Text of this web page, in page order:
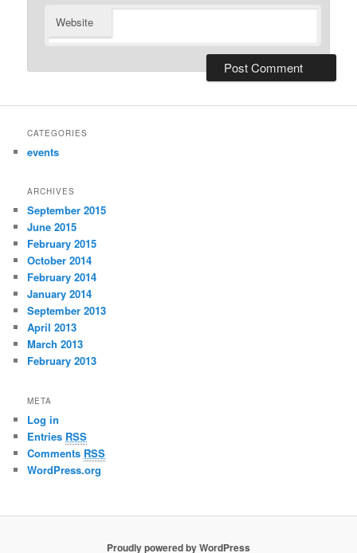
Website
CATEGORIES
events
ARCHIVES
September 2015
June 2015
February 2015
October 2014
February 2014
January 2014
September 2013
April 2013
March 2013
February 2013
META
Log in
Entries RSS
Comments RSS
WordPress.org
Proudly powered by WordPress